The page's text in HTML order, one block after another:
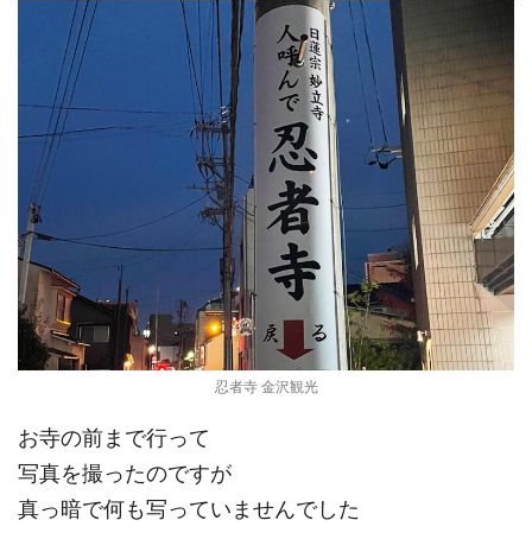
忍者寺 金沢観光
お寺の前まで行って
写真を撮ったのですが
真っ暗で何も写っていませんでした